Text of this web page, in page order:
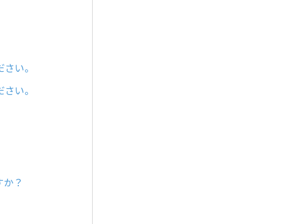
い。
い。
？